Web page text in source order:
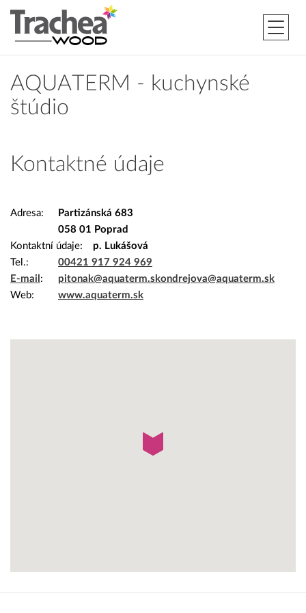
AQUATERM - kuchynské
štúdio
Kontaktné údaje
Adresa
Partizánská 683
058 01 Poprad
Kontaktní údaje
p. Lukášová
Tel.
00421 917 924 969
E-mail
pitonak@aquaterm.skondrejova@aquaterm.sk
Web
www.aquaterm.sk